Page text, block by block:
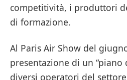
competitività, i produttori
di formazione.
Al Paris Air Show del
presentazione di un
diversi operatori del